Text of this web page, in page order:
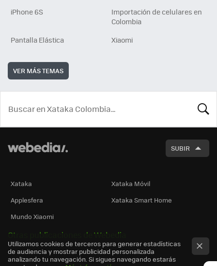
iPhone 6S
Importación de celulares en
Colombia
Pantalla Elástica
Xiaomi
VER MÁS TEMAS
SUBIR
Xataka
Xataka Móvil
Applesfera
Xataka Smart Home
Mundo Xiaomi
Otras publicaciones de Webedia
Utilizamos cookies de terceros para generar estadísticas
de audiencia y mostrar publicidad personalizada
analizando tu navegación. Si sigues navegando estarás